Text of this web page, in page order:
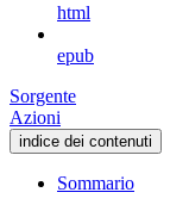
html
epub
Sorgente
Azioni
indice dei contenuti
Sommario